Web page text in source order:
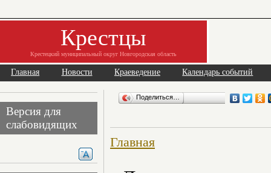
Крестцы
Крестецкий муниципальный округ Новгородская область
Главная Новости Краеведение Календарь событий
Версия для
слабовидящих
Поделиться…
Главная